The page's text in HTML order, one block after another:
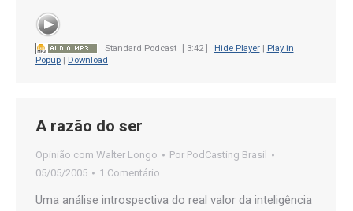
Standard Podcast [ 3:42 ] Hide Player| Play in
Popup
Download
A razão do ser
Opinião com Walter Longo Por PodCasting Brasil
05/05/2005
1 Comentário
Uma análise introspectiva do real valor da inteligência